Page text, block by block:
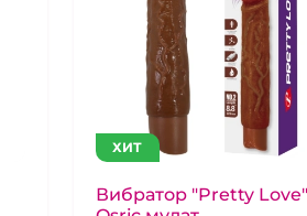
ХИТ
Вибратор "Pretty Love"